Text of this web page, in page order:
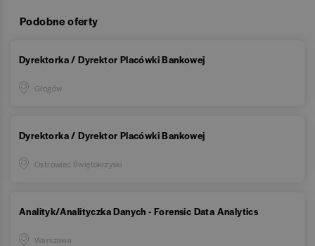
Podobne oferty
Dyrektorka / Dyrektor Placówki Bankowej
Głogów
Dyrektorka / Dyrektor Placówki Bankowej
Ostrowiec Świętokrzyski
Analityk/Analityczka Danych - Forensic Data Analytics
Warszawa